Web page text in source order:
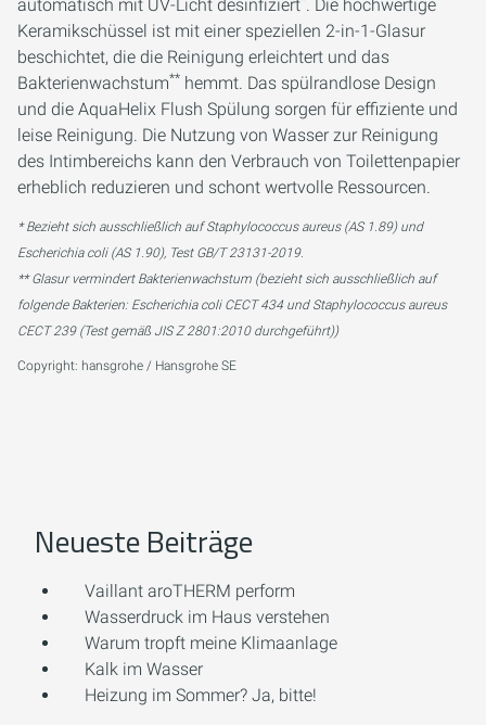
automatisch mit UV-Licht desinfiziert . Die hochwertige
Keramikschüssel ist mit einer speziellen 2-in-1-Glasur
beschichtet, die die Reinigung erleichtert und das
Bakterienwachstum** hemmt. Das spülrandlose Design
und die AquaHelix Flush Spülung sorgen für effiziente und
leise Reinigung. Die Nutzung von Wasser zur Reinigung
des Intimbereichs kann den Verbrauch von Toilettenpapier
erheblich reduzieren und schont wertvolle Ressourcen.
* Bezieht sich ausschließlich auf Staphylococcus aureus (AS 1.89) und
Escherichia coli (AS 1.90), Test GB/T 23131-2019.
** Glasur vermindert Bakterienwachstum (bezieht sich ausschließlich auf
folgende Bakterien: Escherichia coli CECT 434 und Staphylococcus aureus
CECT 239 (Test gemäß JIS Z 2801:2010 durchgeführt))
Copyright: hansgrohe / Hansgrohe SE
Neueste Beiträge
Vaillant aroTHERM perform
Wasserdruck im Haus verstehen
Warum tropft meine Klimaanlage
Kalk im Wasser
Heizung im Sommer? Ja, bitte!